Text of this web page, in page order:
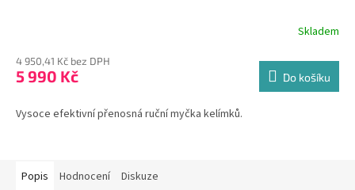
Skladem
4 950,41 Kč bez DPH
5 990 Kč Do košíku
Vysoce efektivní přenosná ruční myčka kelímků.
Popis Hodnocení Diskuze